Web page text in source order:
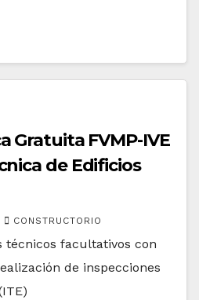
Gratuita FVMP-IVE
de Edificios
CONSTRUCTORIO
técnicos facultativos con
de inspecciones